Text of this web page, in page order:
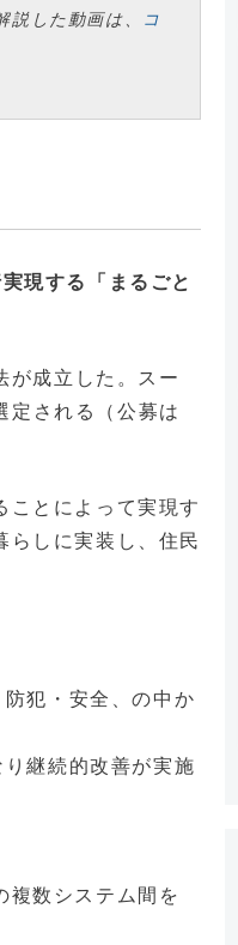
した動画は、
コ
現する「まるごと
が成立した。スー
される（公募は
ことによって実現す
らしに実装し、住民
犯・安全、の中か
継続的改善が実施
複数システム間を